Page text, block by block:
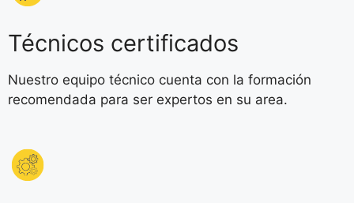
Técnicos certificados
Nuestro equipo técnico cuenta con la formación
recomendada para ser expertos en su area.